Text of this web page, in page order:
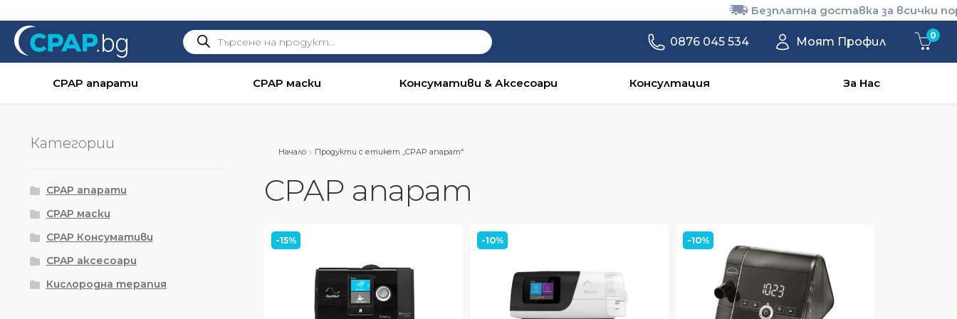
Products
search 0876 045 534 Моят Профил 0
CPAP апарати CPAP маски Консумативи & Аксесоари Консултация За Нас
Начало Продукти с етикет „CPAP апарат“
CPAP апарат
-15% -10% -10%
Категории
CPAP апарати
CPAP маски
CPAP Консумативи
CPAP аксесоари
Кислородна терапия